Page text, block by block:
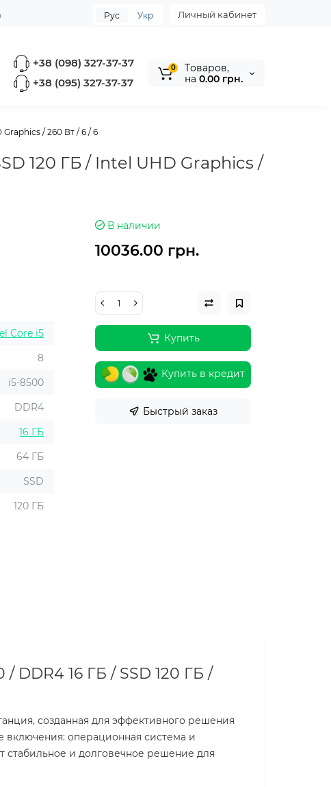
Личный кабинет
Рус Укр
+38 (098) 327-37-37
+38 (095) 327-37-37
0
Tоваров,
на 0.00 грн.
/ 260 Вт / 6 / 6
120 ГБ / Intel UHD Graphics /
Core i5
8
i5-8500
DDR4
16 ГБ
64 ГБ
SSD
120 ГБ
В наличии
10036.00 грн.
Купить
Купить в кредит
Быстрый заказ
DDR4 16 ГБ / SSD 120 ГБ /
созданная для эффективного решения
включения: операционная система и
стабильное и долговечное решение для